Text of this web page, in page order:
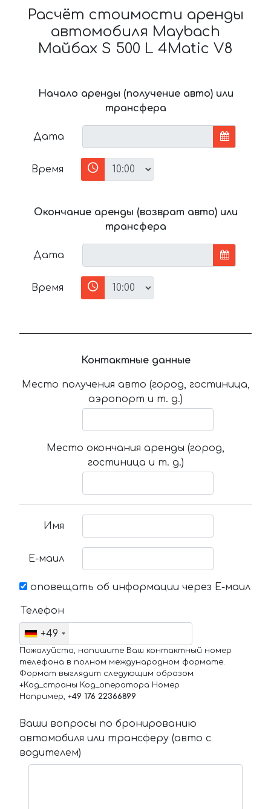
Расчёт стоимости аренды
автомобиля Maybach
Майбах S 500 L 4Matic V8
Начало аренды (получение авто) или
трансфера
Дата
Время
Окончание аренды (возврат авто) или
трансфера
Дата
Время
Контактные данные
Место получения авто (город, гостиница,
аэропорт и т. д.)
Место окончания аренды (город,
гостиница и т. д.)
Имя
Е-маил
оповещать об информации через Е-маил
Телефон
+49
Пожалуйста, напишите Ваш контактный номер
телефона в полном международном формате.
Формат выглядит следующим образом:
+Код_страны Код_оператора Номер
Например, +49 176 22366899
Ваши вопросы по бронированию
автомобиля или трансферу (авто с
водителем)